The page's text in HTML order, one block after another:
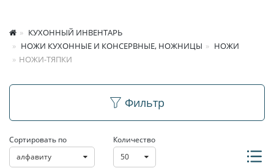
КУХОННЫЙ ИНВЕНТАРЬ
НОЖИ КУХОННЫЕ И КОНСЕРВНЫЕ, НОЖНИЦЫ
НОЖИ
НОЖИ-ТЯПКИ
Ножи-тяпкиФильтр
Сортировать по
алфавиту
Количество
50